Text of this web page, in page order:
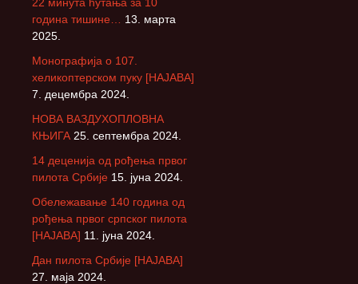
година тишине…
13. марта
2025.
Монографија о 107.
хеликоптерском пуку [НАЈАВА]
7. децембра 2024.
НОВА ВАЗДУХОПЛОВНА
КЊИГА 25. септембра 2024.
14 деценија од рођења првог
пилота Србије 15. јуна 2024.
Обележавање 140 година од
рођења првог српског пилота
[НАЈАВА] 11. јуна 2024.
Дан пилота Србије [НАЈАВА]
27. маја 2024.